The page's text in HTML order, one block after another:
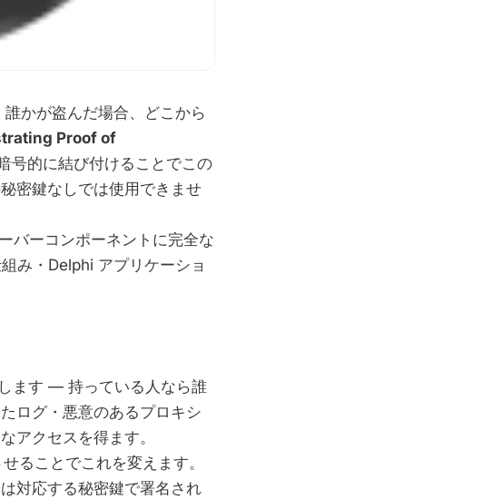
かが盗んだ場合、どこから
Proof of
号的に結び付けることでこの
密鍵なしでは使用できませ
バーコンポーネントに完全な
み・Delphi アプリケーショ
ます — 持っている人なら誰
ログ・悪意のあるプロキシ
アクセスを得ます。
ることでこれを変えます。
対応する秘密鍵で署名され